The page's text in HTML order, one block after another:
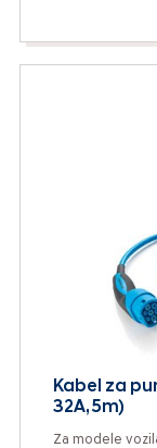
Kabel za
32A, 5m)
Za modele